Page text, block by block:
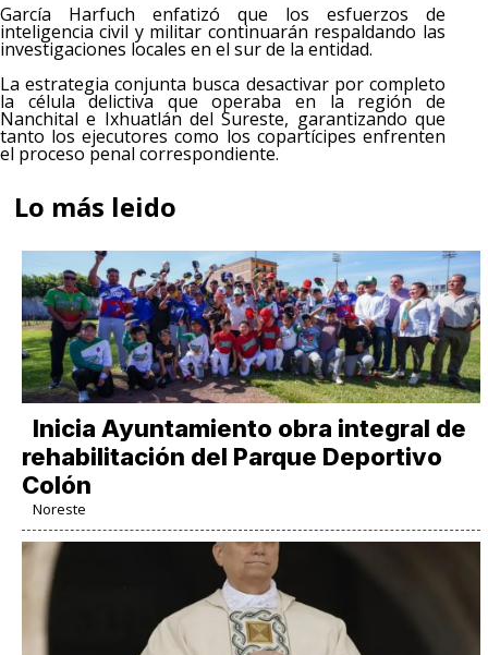
García Harfuch enfatizó que los esfuerzos de
inteligencia civil y militar continuarán respaldando las
investigaciones locales en el sur de la entidad.
La estrategia conjunta busca desactivar por completo
la célula delictiva que operaba en la región de
Nanchital e Ixhuatlán del Sureste, garantizando que
tanto los ejecutores como los copartícipes enfrenten
el proceso penal correspondiente.
Lo más leido
Inicia Ayuntamiento obra integral de
rehabilitación del Parque Deportivo
Colón
Noreste